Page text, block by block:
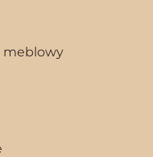
meblowy